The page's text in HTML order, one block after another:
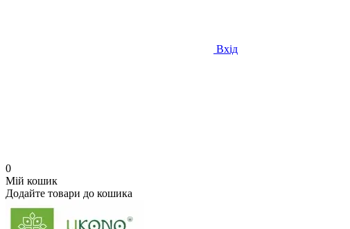
Вхід
0
Мій кошик
Додайте товари до кошика